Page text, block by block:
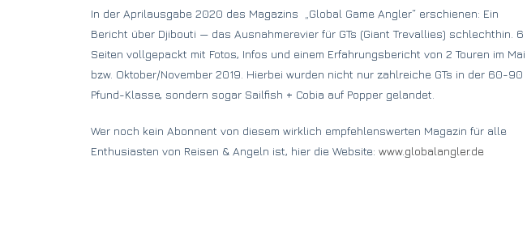
In der Aprilausgabe 2020 des Magazins „Global Game Angler“ erschienen: Ein
Bericht über Djibouti — das Ausnahmerevier für GTs (Giant Trevallies) schlechthin. 6
Seiten vollgepackt mit Fotos, Infos und einem Erfahrungsbericht von 2 Touren im Mai
bzw. Oktober/November 2019. Hierbei wurden nicht nur zahlreiche GTs in der 60-90
Pfund-Klasse, sondern sogar Sailfish + Cobia auf Popper gelandet.
Wer noch kein Abonnent von diesem wirklich empfehlenswerten Magazin für alle
Enthusiasten von Reisen & Angeln ist, hier die Website: www.globalangler.de